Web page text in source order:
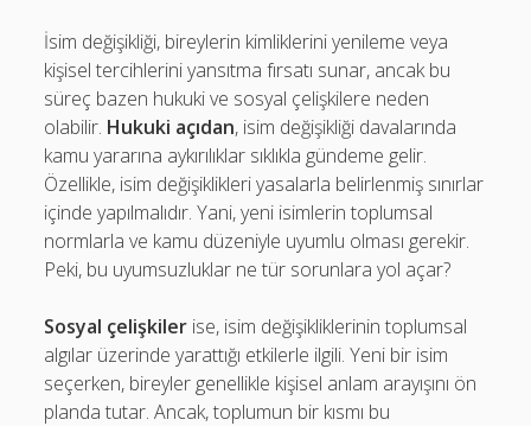
İsim değişikliği, bireylerin kimliklerini yenileme veya
kişisel tercihlerini yansıtma fırsatı sunar, ancak bu
süreç bazen hukuki ve sosyal çelişkilere neden
olabilir. Hukuki açıdan, isim değişikliği davalarında
kamu yararına aykırılıklar sıklıkla gündeme gelir.
Özellikle, isim değişiklikleri yasalarla belirlenmiş sınırlar
içinde yapılmalıdır. Yani, yeni isimlerin toplumsal
normlarla ve kamu düzeniyle uyumlu olması gerekir.
Peki, bu uyumsuzluklar ne tür sorunlara yol açar?
Sosyal çelişkiler ise, isim değişikliklerinin toplumsal
algılar üzerinde yarattığı etkilerle ilgili. Yeni bir isim
seçerken, bireyler genellikle kişisel anlam arayışını ön
planda tutar. Ancak, toplumun bir kısmı bu